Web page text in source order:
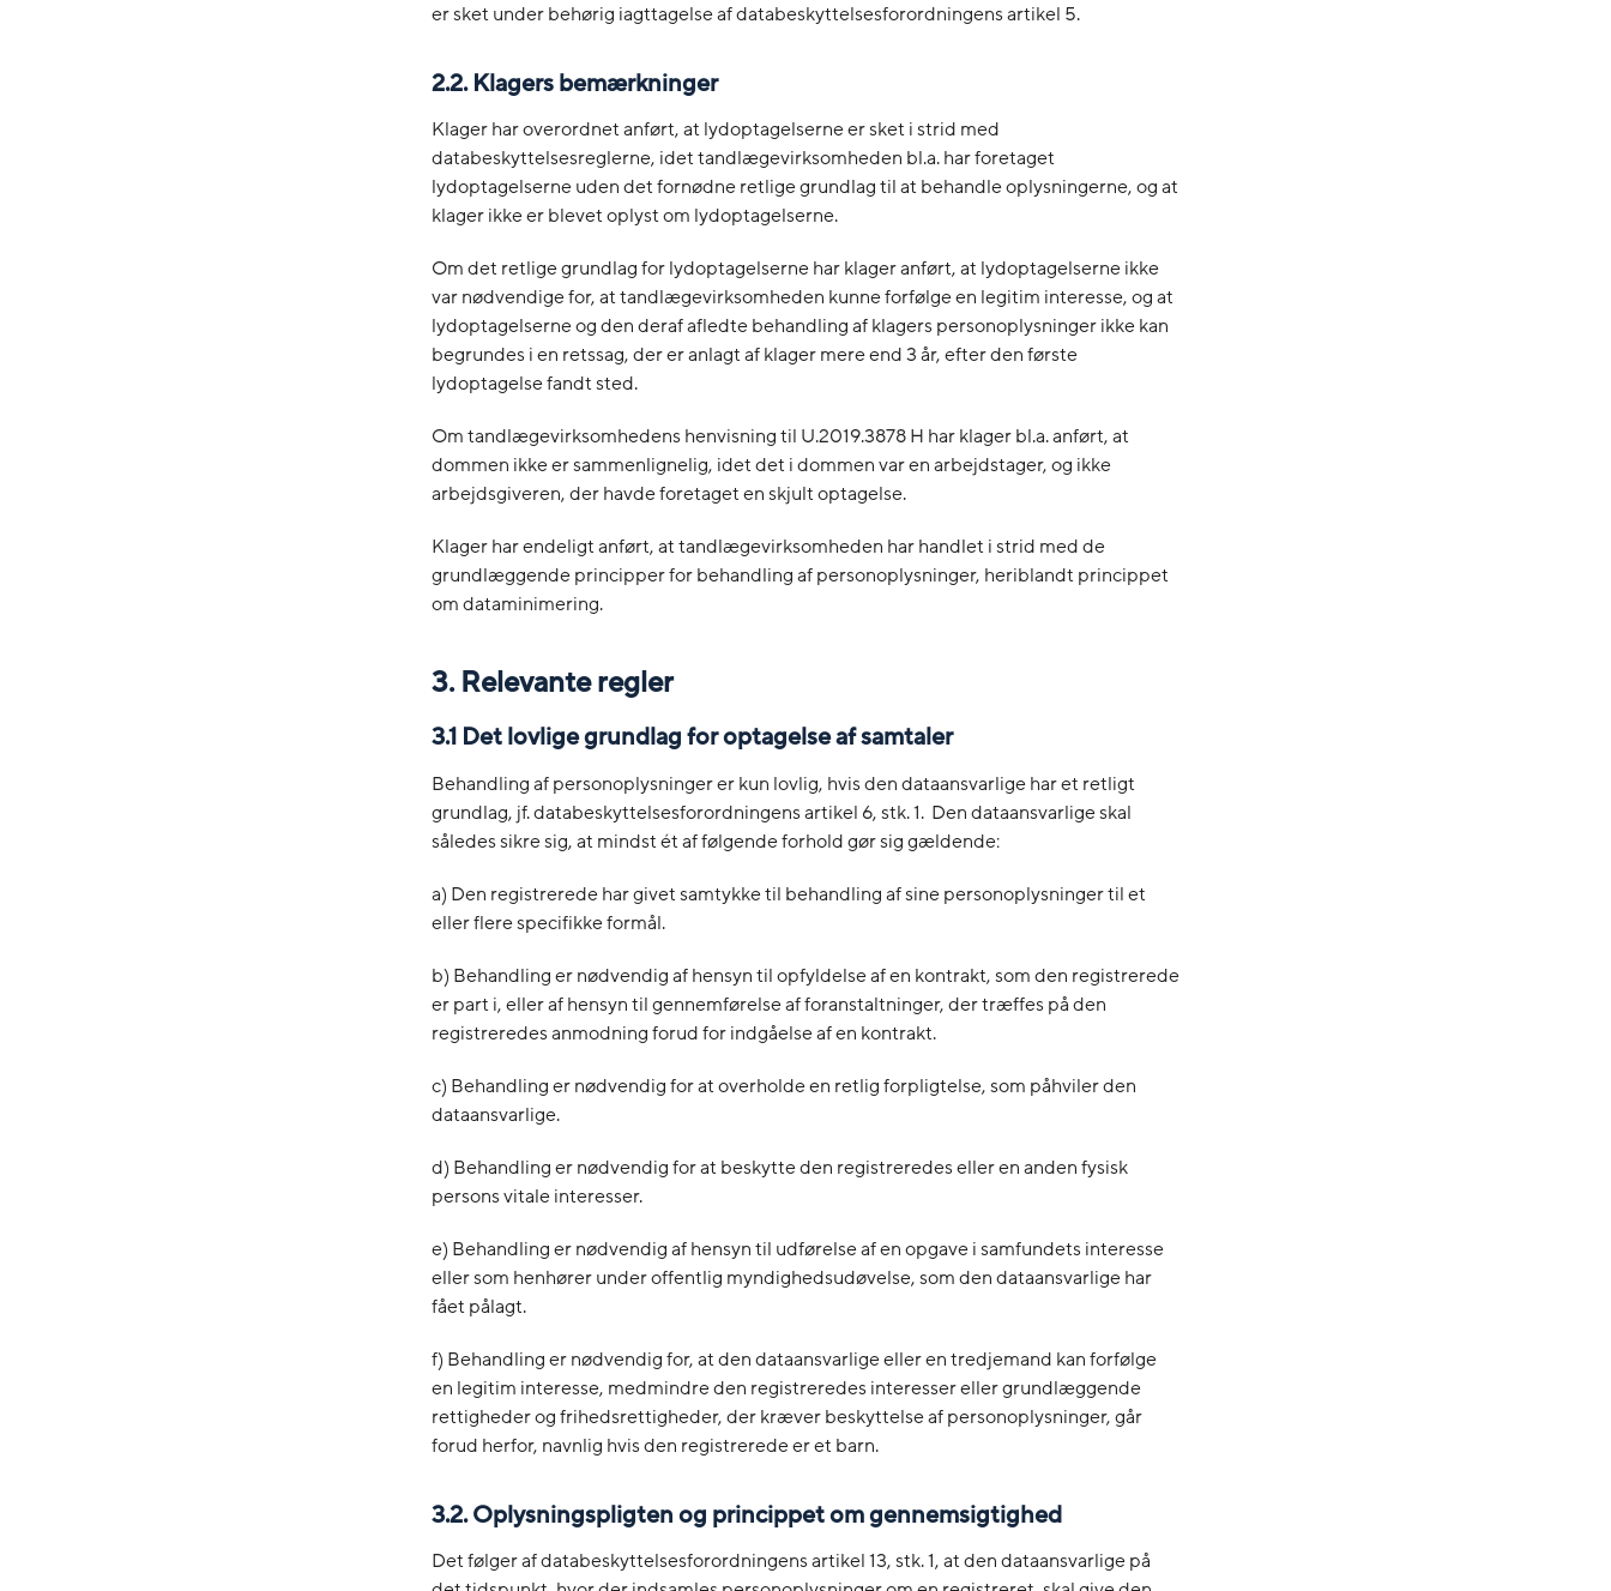
er sket under behørig iagttagelse af databeskyttelsesforordningens artikel 5.
2.2. Klagers bemærkninger
Klager har overordnet anført, at lydoptagelserne er sket i strid med
databeskyttelsesreglerne, idet tandlægevirksomheden bl.a. har foretaget
lydoptagelserne uden det fornødne retlige grundlag til at behandle oplysningerne, og at
klager ikke er blevet oplyst om lydoptagelserne.
Om det retlige grundlag for lydoptagelserne har klager anført, at lydoptagelserne ikke
var nødvendige for, at tandlægevirksomheden kunne forfølge en legitim interesse, og at
lydoptagelserne og den deraf afledte behandling af klagers personoplysninger ikke kan
begrundes i en retssag, der er anlagt af klager mere end 3 år, efter den første
lydoptagelse fandt sted.
Om tandlægevirksomhedens henvisning til U.2019.3878 H har klager bl.a. anført, at
dommen ikke er sammenlignelig, idet det i dommen var en arbejdstager, og ikke
arbejdsgiveren, der havde foretaget en skjult optagelse.
Klager har endeligt anført, at tandlægevirksomheden har handlet i strid med de
grundlæggende principper for behandling af personoplysninger, heriblandt princippet
om dataminimering.
3. Relevante regler
3.1 Det lovlige grundlag for optagelse af samtaler
Behandling af personoplysninger er kun lovlig, hvis den dataansvarlige har et retligt
grundlag, jf. databeskyttelsesforordningens artikel 6, stk. 1. Den dataansvarlige skal
således sikre sig, at mindst ét af følgende forhold gør sig gældende:
a) Den registrerede har givet samtykke til behandling af sine personoplysninger til et
eller flere specifikke formål.
b) Behandling er nødvendig af hensyn til opfyldelse af en kontrakt, som den registrerede
er part i, eller af hensyn til gennemførelse af foranstaltninger, der træffes på den
registreredes anmodning forud for indgåelse af en kontrakt.
c) Behandling er nødvendig for at overholde en retlig forpligtelse, som påhviler den
dataansvarlige.
d) Behandling er nødvendig for at beskytte den registreredes eller en anden fysisk
persons vitale interesser.
e) Behandling er nødvendig af hensyn til udførelse af en opgave i samfundets interesse
eller som henhører under offentlig myndighedsudøvelse, som den dataansvarlige har
fået pålagt.
f) Behandling er nødvendig for, at den dataansvarlige eller en tredjemand kan forfølge
en legitim interesse, medmindre den registreredes interesser eller grundlæggende
rettigheder og frihedsrettigheder, der kræver beskyttelse af personoplysninger, går
forud herfor, navnlig hvis den registrerede er et barn.
3.2. Oplysningspligten og princippet om gennemsigtighed
Det følger af databeskyttelsesforordningens artikel 13, stk. 1, at den dataansvarlige på